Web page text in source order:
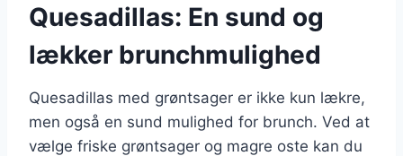
Quesadillas: En sund og
lækker brunchmulighed
Quesadillas med grøntsager er ikke kun lækre,
men også en sund mulighed for brunch. Ved at
vælge friske grøntsager og magre oste kan du